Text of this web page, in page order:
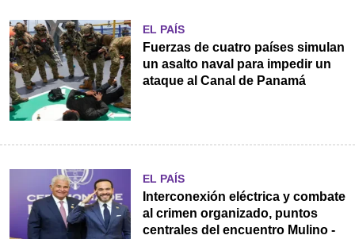
EL PAÍS
Fuerzas de cuatro países simulan
un asalto naval para impedir un
ataque al Canal de Panamá
EL PAÍS
Interconexión eléctrica y combate
al crimen organizado, puntos
centrales del encuentro Mulino -